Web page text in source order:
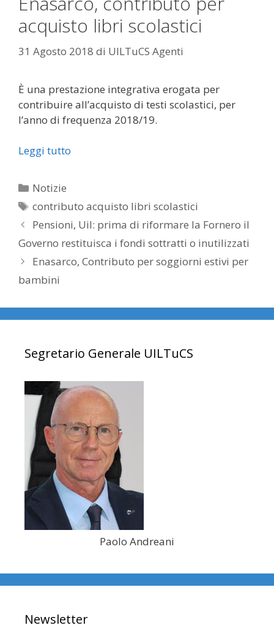
acquisto libri scolastici
31 Agosto 2018 di UILTuCS Agenti
È una prestazione integrativa erogata per
contribuire all’acquisto di testi scolastici, per
l’anno di frequenza 2018/19.
Leggi tutto
Categorie
Notizie
Tag
contributo acquisto libri scolastici
Pensioni, Uil: prima di riformare la Fornero il
Governo restituisca i fondi sottratti o inutilizzati
Enasarco, Contributo per soggiorni estivi per
bambini
Segretario Generale UILTuCS
Paolo Andreani
Newsletter